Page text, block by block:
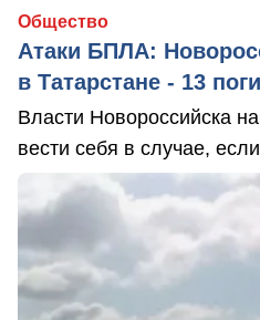
Общество
Атаки БПЛА:
в Татарстане - 13
Власти Новороссийска
вести себя в случае,